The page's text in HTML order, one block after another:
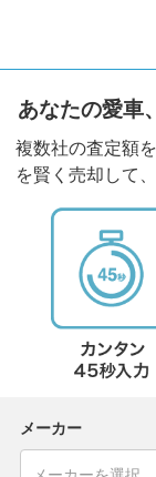
あなたの愛車
複数社の査定額
を賢く売却して
メーカー